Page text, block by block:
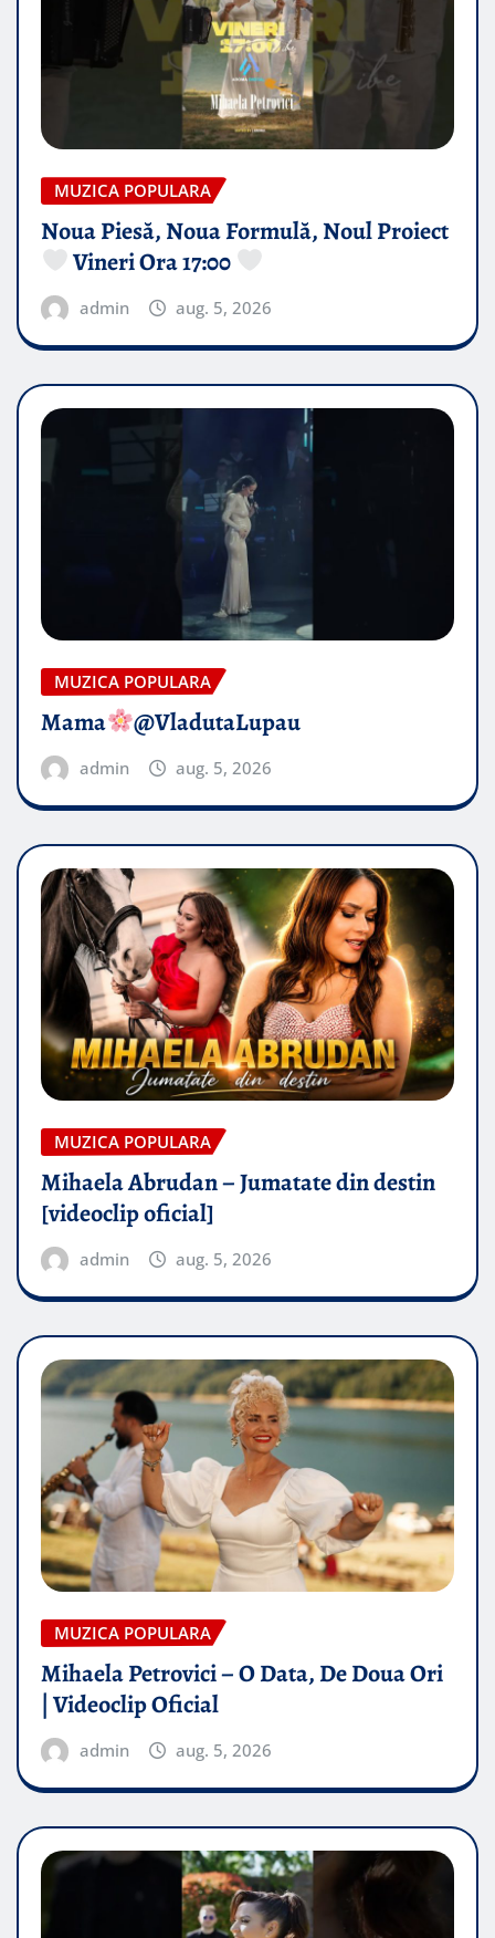
MUZICA POPULARA
Noua Piesă, Noua Formulă, Noul Proiect
Vineri Ora 17:00
admin aug. 5, 2026
MUZICA POPULARA
Mama @VladutaLupau
admin aug. 5, 2026
MUZICA POPULARA
Mihaela Abrudan – Jumatate din destin
[videoclip oficial]
admin aug. 5, 2026
MUZICA POPULARA
Mihaela Petrovici – O Data, De Doua Ori
| Videoclip Oficial
admin aug. 5, 2026